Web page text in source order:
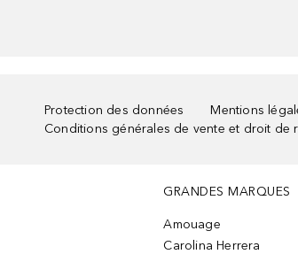
Protection des données Mentions
Conditions générales de vente et droit de
GRANDES MARQUES
Amouage
Carolina Herrera